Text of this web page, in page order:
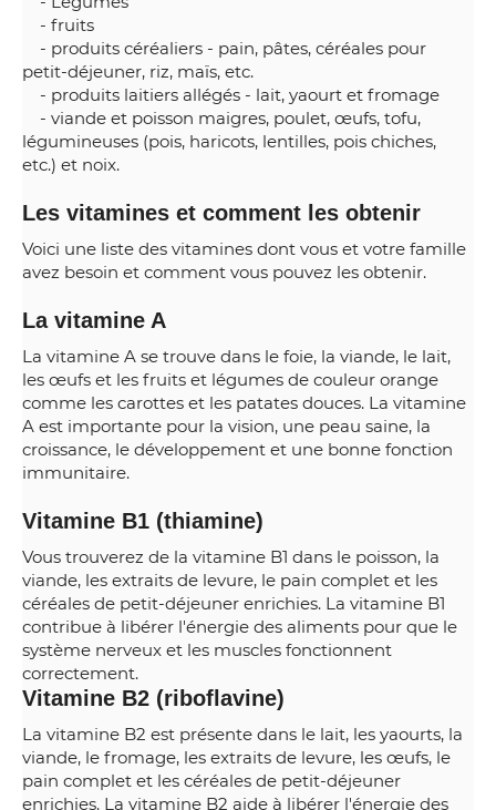
- fruits
- produits céréaliers - pain, pâtes, céréales pour
petit-déjeuner, riz, maïs, etc.
- produits laitiers allégés - lait, yaourt et fromage
- viande et poisson maigres, poulet, œufs, tofu,
légumineuses (pois, haricots, lentilles, pois chiches,
etc.) et noix.
Les vitamines et comment les obtenir
Voici une liste des vitamines dont vous et votre famille
avez besoin et comment vous pouvez les obtenir.
La vitamine A
La vitamine A se trouve dans le foie, la viande, le lait,
les œufs et les fruits et légumes de couleur orange
comme les carottes et les patates douces. La vitamine
A est importante pour la vision, une peau saine, la
croissance, le développement et une bonne fonction
immunitaire.
Vitamine B1 (thiamine)
Vous trouverez de la vitamine B1 dans le poisson, la
viande, les extraits de levure, le pain complet et les
céréales de petit-déjeuner enrichies. La vitamine B1
contribue à libérer l'énergie des aliments pour que le
système nerveux et les muscles fonctionnent
correctement.
Vitamine B2 (riboflavine)
La vitamine B2 est présente dans le lait, les yaourts, la
viande, le fromage, les extraits de levure, les œufs, le
pain complet et les céréales de petit-déjeuner
enrichies. La vitamine B2 aide à libérer l'énergie des